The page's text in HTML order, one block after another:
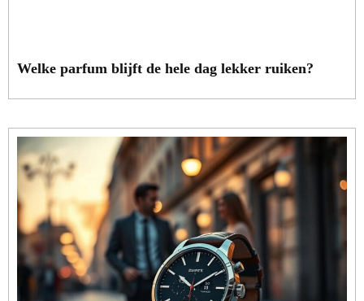
Welke parfum blijft de hele dag lekker ruiken?